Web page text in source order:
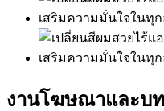
งานโฆษณาและบ